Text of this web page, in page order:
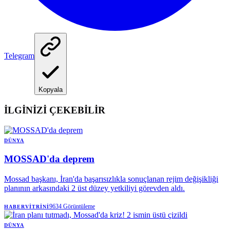
Telegram
Kopyala
İLGİNİZİ ÇEKEBİLİR
DÜNYA
MOSSAD'da deprem
Mossad başkanı, İran'da başarısızlıkla sonuçlanan rejim değişikliği
planının arkasındaki 2 üst düzey yetkiliyi görevden aldı.
HABERVITRINI9634 Görüntüleme
DÜNYA